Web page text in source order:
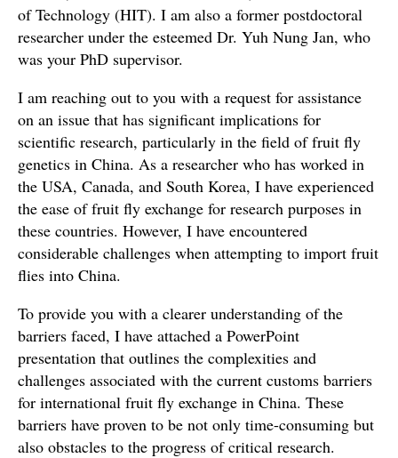
of Technology (HIT). I am also a former postdoctoral
researcher under the esteemed Dr. Yuh Nung Jan, who
was your PhD supervisor.
I am reaching out to you with a request for assistance
on an issue that has significant implications for
scientific research, particularly in the field of fruit fly
genetics in China. As a researcher who has worked in
the USA, Canada, and South Korea, I have experienced
the ease of fruit fly exchange for research purposes in
these countries. However, I have encountered
considerable challenges when attempting to import fruit
flies into China.
To provide you with a clearer understanding of the
barriers faced, I have attached a PowerPoint
presentation that outlines the complexities and
challenges associated with the current customs barriers
for international fruit fly exchange in China. These
barriers have proven to be not only time-consuming but
also obstacles to the progress of critical research.